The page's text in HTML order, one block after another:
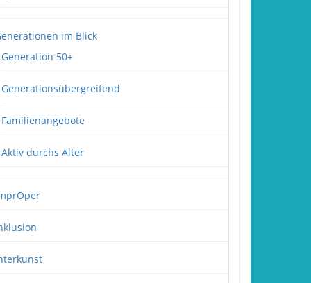
im Blick
Generation 50+
Generationsübergreifend
Familienangebote
Aktiv durchs Alter